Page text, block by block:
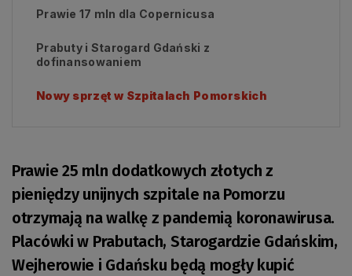
Prawie 17 mln dla Copernicusa
Prabuty i Starogard Gdański z
dofinansowaniem
Nowy sprzęt w Szpitalach Pomorskich
Prawie 25 mln dodatkowych złotych z
pieniędzy unijnych szpitale na Pomorzu
otrzymają na walkę z pandemią koronawirusa.
Placówki w Prabutach, Starogardzie Gdańskim,
Wejherowie i Gdańsku będą mogły kupić